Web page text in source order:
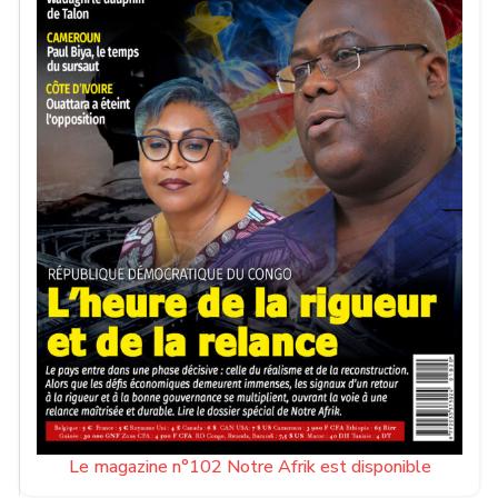
Le plus difficile commence désormais. Le Ghana croisera
la route de la Colombie le 3 juillet. Les Sud-Américains
ont terminé premiers du groupe K sans concéder la
moindre défaite et figurent parmi les équipes les plus
solides depuis le début du tournoi. Les Black Stars
devront retrouver la rigueur affichée face à l’Angleterre
pour espérer créer l’exploit.
Lire : Mondial 2026 : le Cap-Vert surprend le
monde, le Sénégal et l’Égypte prolongent
l’aventure
La RD Congo héritera quant à elle de l’Angleterre,
vainqueur du groupe L. Les Three Lions abordent ce
rendez-vous avec le statut de favoris, mais les Léopards
ont déjà démontré qu’ils étaient capables de rivaliser avec
Le magazine n°102 Notre Afrik est disponible